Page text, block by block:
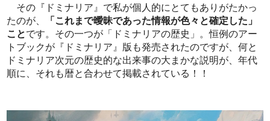
その『ドミナリア』で私が個人的にとてもありがたかっ
たのが、
「これまで曖昧であった情報が色々と確定した」
ことです。その一つが「ドミナリアの歴史」。恒例のアー
トブックが『ドミナリア』版も発売されたのですが、何と
ドミナリア次元の歴史的な出来事の大まかな説明が、年代
順に、それも暦と合わせて掲載されている！！